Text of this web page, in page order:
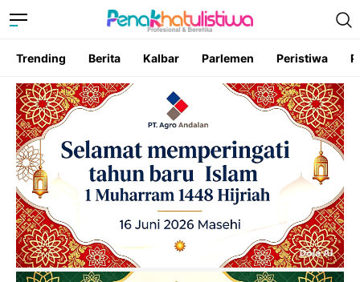
Trending Berita Kalbar Parlemen Peristiwa